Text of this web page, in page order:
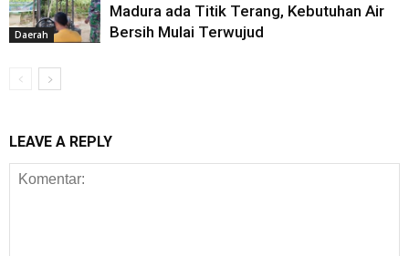
Daerah
Madura ada Titik Terang, Kebutuhan Air
Bersih Mulai Terwujud
LEAVE A REPLY